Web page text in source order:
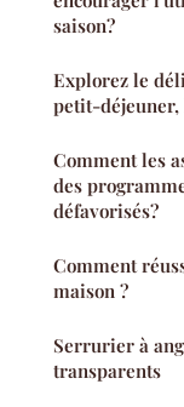
saison?
Explorez le
petit-déjeuner,
Comment les
des
défavorisés?
Comment
maison ?
Serrurier à
transparents